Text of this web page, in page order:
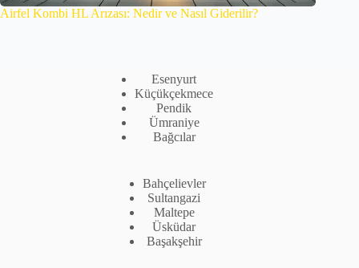
Airfel Kombi HL Arızası: Nedir ve Nasıl Giderilir?
Esenyurt
Küçükçekmece
Pendik
Ümraniye
Bağcılar
Bahçelievler
Sultangazi
Maltepe
Üsküdar
Başakşehir